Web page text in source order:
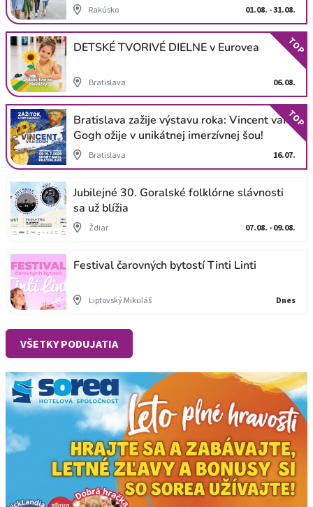
Rakúsko 01.08. - 31.08.
DETSKÉ TVORIVÉ DIELNE v Eurovea
Bratislava 06.08.
TOP
Bratislava zažije výstavu roka: Vincent van
Gogh ožije v unikátnej imerzívnej šou!
Bratislava 16.07.
TOP
Jubilejné 30. Goralské folklórne slávnosti
sa už blížia
Ždiar 07.08. - 09.08.
Festival čarovných bytostí Tinti Linti
Liptovský Mikuláš Dnes
VŠETKY PODUJATIA